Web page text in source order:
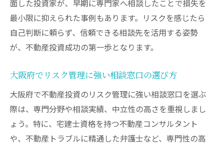
面した投資家が、早期に専門家へ相談したことで損失を
最小限に抑えられた事例もあります。リスクを感じたら
自己判断に頼らず、信頼できる相談先を活用する姿勢
が、不動産投資成功の第一歩となります。
大阪府でリスク管理に強い相談窓口の選び方
大阪府で不動産投資のリスク管理に強い相談窓口を選ぶ
際は、専門分野や相談実績、中立性の高さを重視しまし
ょう。特に、宅建士資格を持つ不動産コンサルタント
や、不動産トラブルに精通した弁護士など、専門性の高